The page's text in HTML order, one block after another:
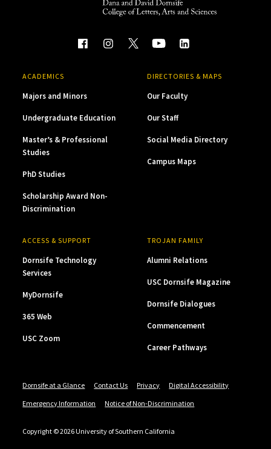
ACADEMICS
Majors and Minors
Undergraduate Education
Master’s & Professional
Studies
PhD Studies
Scholarship Award Non-
Discrimination
DIRECTORIES & MAPS
Our Faculty
Our Staff
Social Media Directory
Campus Maps
ACCESS & SUPPORT
Dornsife Technology
Services
MyDornsife
365 Web
USC Zoom
TROJAN FAMILY
Alumni Relations
USC Dornsife Magazine
Dornsife Dialogues
Commencement
Career Pathways
Dornsife at a Glance Contact Us Privacy
Digital Accessibility
Emergency Information
Notice of Non-Discrimination
Copyright © 2026 University of Southern California